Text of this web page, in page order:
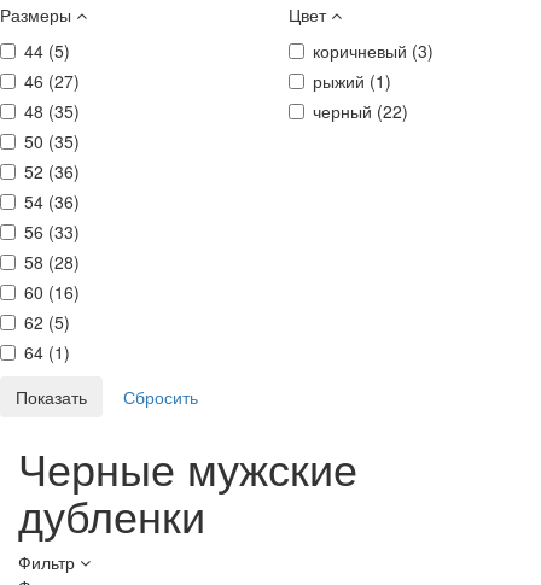
Размеры
44 (5)
46 (27)
48 (35)
50 (35)
52 (36)
54 (36)
56 (33)
58 (28)
60 (16)
62 (5)
64 (1)
Цвет
коричневый (3)
рыжий (1)
черный (22)
Черные мужские
дубленки
Фильтр